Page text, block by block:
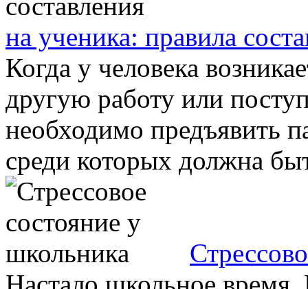
на ученика: правила
Когда у человека
другую работу или
необходимо предъявить
среди которых должна